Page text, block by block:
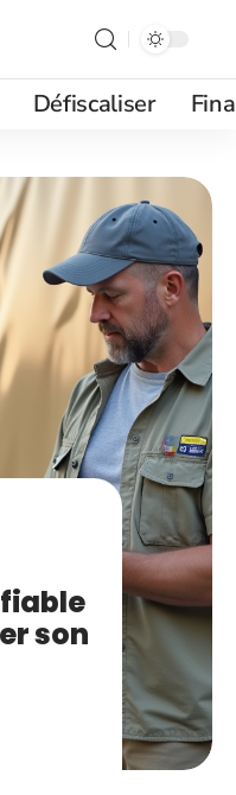
Défiscaliser
son